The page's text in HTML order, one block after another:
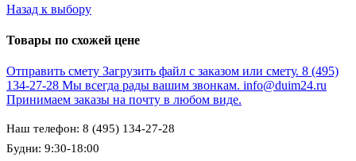
Назад к выбору
Товары по схожей цене
Отправить смету Загрузить файл с заказом или смету. 8 (495)
134-27-28 Мы всегда рады вашим звонкам. info@duim24.ru
Принимаем заказы на почту в любом виде.
Наш телефон: 8 (495) 134-27-28
Будни: 9:30-18:00